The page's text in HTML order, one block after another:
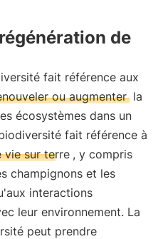
de
fait référence aux
ou augmenter la
écosystèmes dans un
fait référence à
vie sur terre , y compris
champignons et les
interactions
leur environnement. La
peut prendre